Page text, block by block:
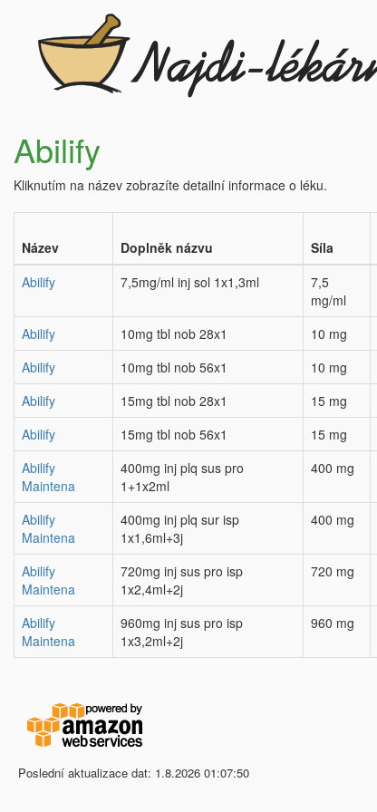
Abilify
Kliknutím na název zobrazíte detailní informace o léku.
Název Doplněk názvu Síla
Abilify
7,5mg/ml inj sol 1x1,3ml
7,5
mg/ml
Abilify 10mg tbl nob 28x1 10 mg
Abilify
10mg tbl nob 56x1 10 mg
Abilify
15mg tbl nob 28x1 15 mg
Abilify
15mg tbl nob 56x1 15 mg
Abilify
Maintena
400mg inj plq sus pro
1+1x2ml
400 mg
Abilify
Maintena
400mg inj plq sur isp
1x1,6ml+3j
400 mg
Abilify
Maintena
720mg inj sus pro isp
1x2,4ml+2j
720 mg
Abilify
Maintena
960mg inj sus pro isp
1x3,2ml+2j
960 mg
Poslední aktualizace dat: 1.8.2026 01:07:50